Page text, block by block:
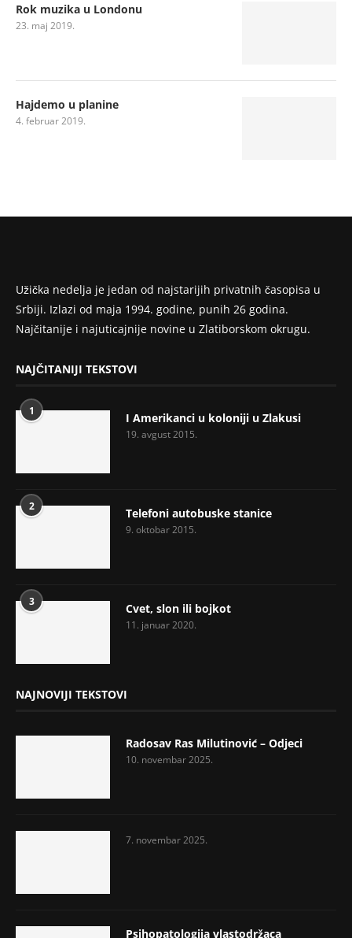
Rok muzika u Londonu
23. maj 2019.
Hajdemo u planine
4. februar 2019.
Užička nedelja je jedan od najstarijih privatnih časopisa u
Srbiji. Izlazi od maja 1994. godine, punih 26 godina.
Najčitanije i najuticajnije novine u Zlatiborskom okrugu.
NAJČITANIJI TEKSTOVI
1 I Amerikanci u koloniji u Zlakusi
19. avgust 2015.
2 Telefoni autobuske stanice
9. oktobar 2015.
3 Cvet, slon ili bojkot
11. januar 2020.
NAJNOVIJI TEKSTOVI
Radosav Ras Milutinović – Odjeci
10. novembar 2025.
7. novembar 2025.
Psihopatologija vlastodržaca